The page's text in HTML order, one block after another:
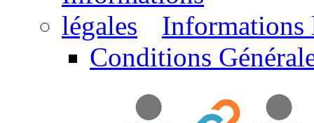
Informations
Conditions